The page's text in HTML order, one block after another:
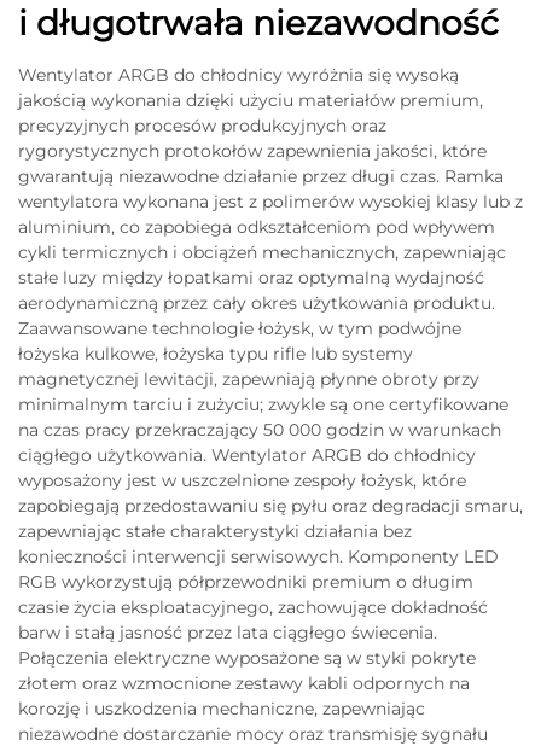
i długotrwała niezawodność
Wentylator ARGB do chłodnicy wyróżnia się wysoką
jakością wykonania dzięki użyciu materiałów premium,
precyzyjnych procesów produkcyjnych oraz
rygorystycznych protokołów zapewnienia jakości, które
gwarantują niezawodne działanie przez długi czas. Ramka
wentylatora wykonana jest z polimerów wysokiej klasy lub z
aluminium, co zapobiega odkształceniom pod wpływem
cykli termicznych i obciążeń mechanicznych, zapewniając
stałe luzy między łopatkami oraz optymalną wydajność
aerodynamiczną przez cały okres użytkowania produktu.
Zaawansowane technologie łożysk, w tym podwójne
łożyska kulkowe, łożyska typu rifle lub systemy
magnetycznej lewitacji, zapewniają płynne obroty przy
minimalnym tarciu i zużyciu; zwykle są one certyfikowane
na czas pracy przekraczający 50 000 godzin w warunkach
ciągłego użytkowania. Wentylator ARGB do chłodnicy
wyposażony jest w uszczelnione zespoły łożysk, które
zapobiegają przedostawaniu się pyłu oraz degradacji smaru,
zapewniając stałe charakterystyki działania bez
konieczności interwencji serwisowych. Komponenty LED
RGB wykorzystują półprzewodniki premium o długim
czasie życia eksploatacyjnego, zachowujące dokładność
barw i stałą jasność przez lata ciągłego świecenia.
Połączenia elektryczne wyposażone są w styki pokryte
złotem oraz wzmocnione zestawy kabli odpornych na
korozję i uszkodzenia mechaniczne, zapewniając
niezawodne dostarczanie mocy oraz transmisję sygnału